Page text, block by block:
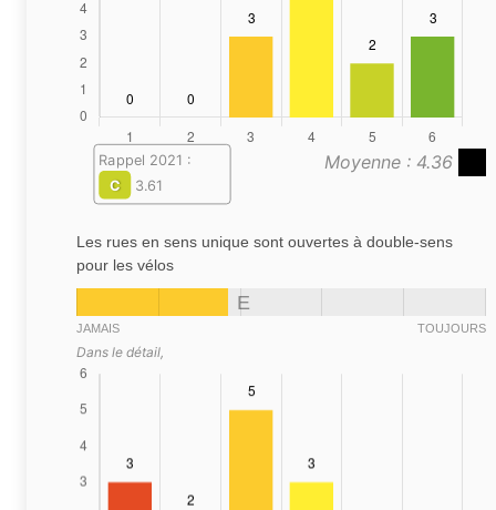
Moyenne : 4.36
Rappel 2021 :
C
3.61
Les rues en sens unique sont ouvertes à double-sens
pour les vélos
E
JAMAIS TOUJOURS
Dans le détail,